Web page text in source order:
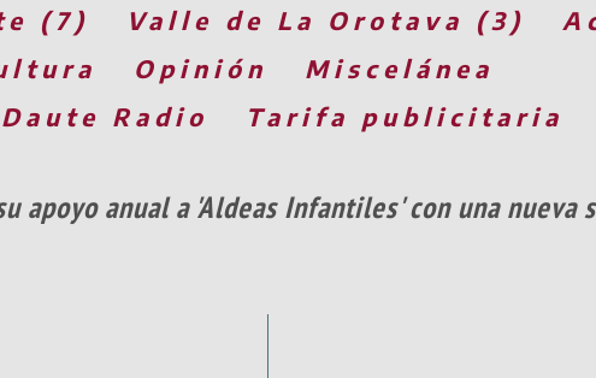
(7) Valle de La Orotava (3)
Opinión
Miscelánea
Radio
Tarifa publicitaria
apoyo anual a 'Aldeas Infantiles' con una